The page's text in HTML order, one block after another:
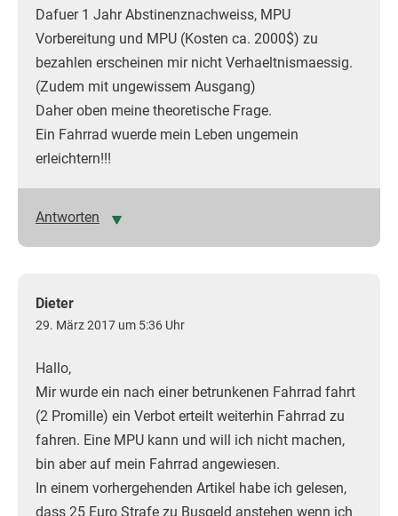
Dafuer 1 Jahr Abstinenznachweiss, MPU
Vorbereitung und MPU (Kosten ca. 2000$) zu
bezahlen erscheinen mir nicht Verhaeltnismaessig.
(Zudem mit ungewissem Ausgang)
Daher oben meine theoretische Frage.
Ein Fahrrad wuerde mein Leben ungemein
erleichtern!!!
Antworten
Dieter
29. März 2017 um 5:36 Uhr
Hallo,
Mir wurde ein nach einer betrunkenen Fahrrad fahrt
(2 Promille) ein Verbot erteilt weiterhin Fahrrad zu
fahren. Eine MPU kann und will ich nicht machen,
bin aber auf mein Fahrrad angewiesen.
In einem vorhergehenden Artikel habe ich gelesen,
dass 25 Euro Strafe zu Busgeld anstehen wenn ich